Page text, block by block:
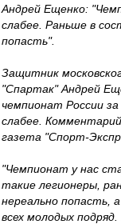
Андрей Ещенко:
слабее. Раньше в
попасть".
Защитник
"Спартак" Андрей
чемпионат России
слабее.
газета "Спорт-
"Чемпионат у нас
такие легионеры,
нереально попасть,
всех молодых